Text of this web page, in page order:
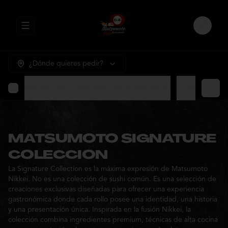
Abrir menu de navegación Login
¿Dónde quieres pedir?
MATSUMOTO SIGNATURE
COLECCION
La Signature Collection es la máxima expresión de Matsumoto
Nikkei. No es una colección de sushi común. Es una selección de
creaciones exclusivas diseñadas para ofrecer una experiencia
gastronómica donde cada rollo posee una identidad, una historia
y una presentación única. Inspirada en la fusión Nikkei, la
colección combina ingredientes premium, técnicas de alta cocina